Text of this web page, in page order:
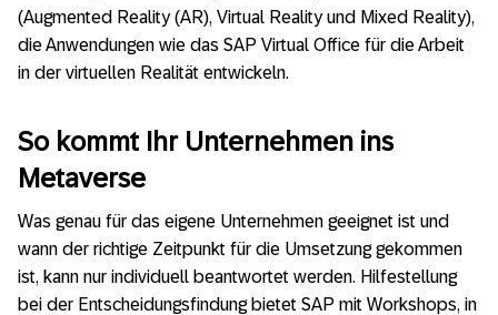
(Augmented Reality (AR), Virtual Reality und Mixed Reality),
die Anwendungen wie das SAP Virtual Office für die Arbeit
in der virtuellen Realität entwickeln.
So kommt Ihr Unternehmen ins
Metaverse
Was genau für das eigene Unternehmen geeignet ist und
wann der richtige Zeitpunkt für die Umsetzung gekommen
ist, kann nur individuell beantwortet werden. Hilfestellung
bei der Entscheidungsfindung bietet SAP mit Workshops, in